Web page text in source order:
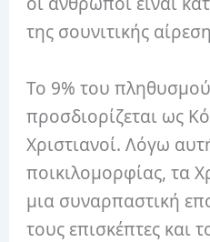
της σουνιτικής
Το 9% του
προσδιορίζεται ως
Χριστιανοί. Λόγω
ποικιλομορφίας, τα
μια συναρπαστική
τους επισκέπτες και